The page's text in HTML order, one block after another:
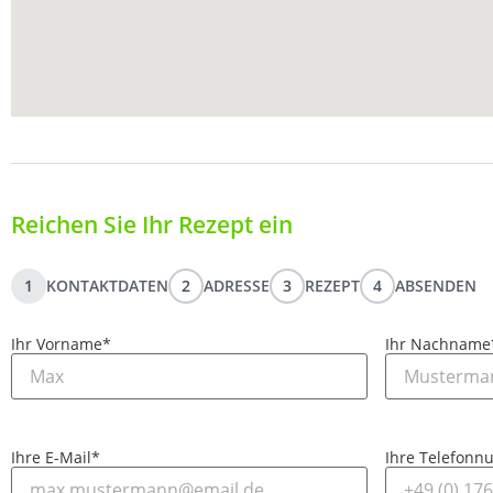
Reichen Sie Ihr Rezept ein
1 KONTAKTDATEN 2 ADRESSE 3 REZEPT 4 ABSENDEN
Ihr Vorname* Ihr Nachname
Ihre E-Mail* Ihre